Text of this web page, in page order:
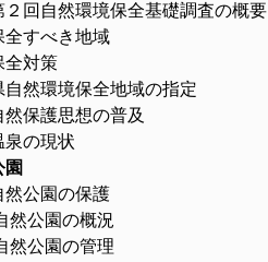
自然環境保全基礎調査の概要
べき地域
対策
境保全地域の指定
思想の普及
の現状
公園の保護
園の概況
園の管理